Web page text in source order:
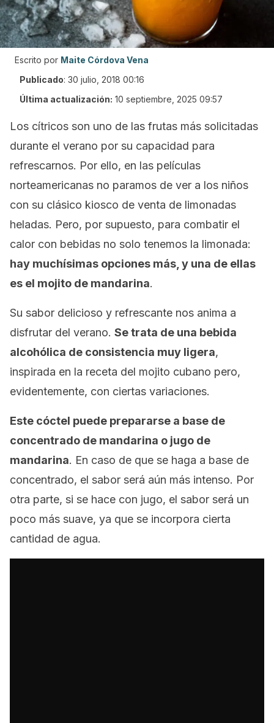
Escrito por Maite Córdova Vena
Publicado: 30 julio, 2018 00:16
Última actualización: 10 septiembre, 2025 09:57
Los cítricos son uno de las frutas más solicitadas
durante el verano por su capacidad para
refrescarnos. Por ello, en las películas
norteamericanas no paramos de ver a los niños
con su clásico kiosco de venta de limonadas
heladas. Pero, por supuesto, para combatir el
calor con bebidas no solo tenemos la limonada:
hay muchísimas opciones más, y una de ellas
es el mojito de mandarina.
Su sabor delicioso y refrescante nos anima a
disfrutar del verano. Se trata de una bebida
alcohólica de consistencia muy ligera,
inspirada en la receta del mojito cubano pero,
evidentemente, con ciertas variaciones.
Este cóctel puede prepararse a base de
concentrado de mandarina o jugo de
mandarina. En caso de que se haga a base de
concentrado, el sabor será aún más intenso. Por
otra parte, si se hace con jugo, el sabor será un
poco más suave, ya que se incorpora cierta
cantidad de agua.